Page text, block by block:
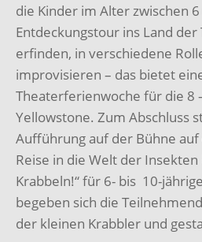
die Kinder im Alter zwischen
Entdeckungstour ins Land der
erfinden, in verschiedene
improvisieren – das bietet
Theaterferienwoche für die 8
Yellowstone. Zum Abschluss
Aufführung auf der Bühne auf
Reise in die Welt der
Krabbeln!“ für 6- bis 10-
begeben sich die
der kleinen Krabbler und